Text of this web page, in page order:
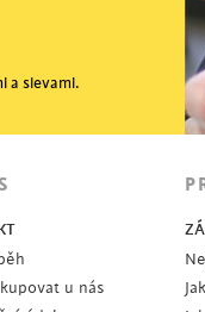
a slevami.
u nás